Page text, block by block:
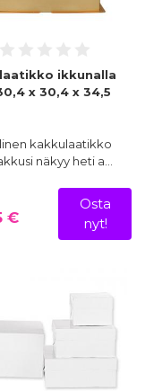
ikkunalla
x 30,4 x 34,5
kakkulaatikko
näkyy heti a…
€
Osta
nyt!